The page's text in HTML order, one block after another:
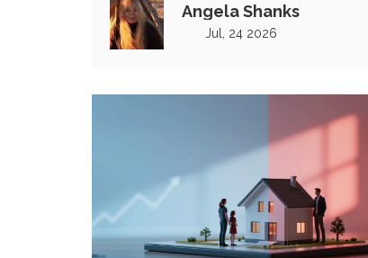
Angela Shanks
Jul, 24 2026